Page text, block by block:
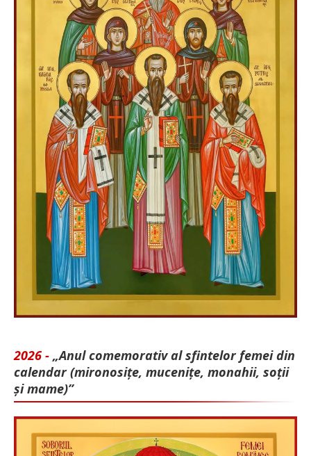
2026 - „Anul comemorativ al sfintelor femei din
calendar (mironosițe, mu­cenițe, monahii, soții
și mame)”